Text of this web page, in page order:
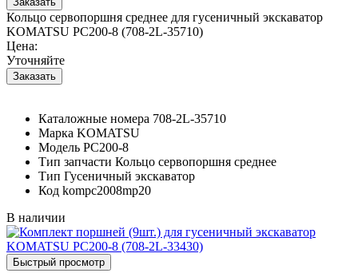
Кольцо сервопоршня среднее для гусеничный экскаватор
KOMATSU PC200-8 (708-2L-35710)
Цена:
Уточняйте
Каталожные номера 708-2L-35710
Марка KOMATSU
Модель PC200-8
Тип запчасти Кольцо сервопоршня среднее
Тип Гусеничный экскаватор
Код kompc2008mp20
В наличии